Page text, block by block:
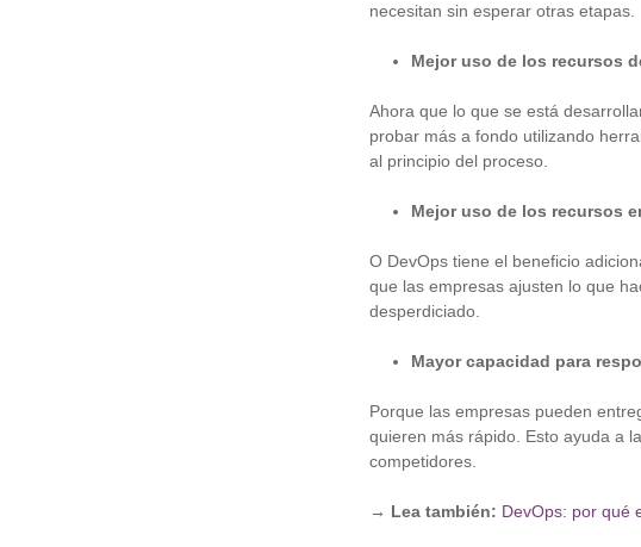
necesitan sin esperar otras etapas.
Mejor uso de los recursos
Ahora que lo que se está
probar más a fondo utilizando
al principio del proceso.
Mejor uso de los recursos
O DevOps tiene el beneficio
que las empresas ajusten lo que
desperdiciado.
Mayor capacidad para
Porque las empresas pueden
quieren más rápido. Esto ayuda a
competidores.
→ Lea también: DevOps: por qué